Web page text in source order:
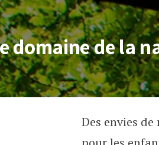
domaine de la
Des envies